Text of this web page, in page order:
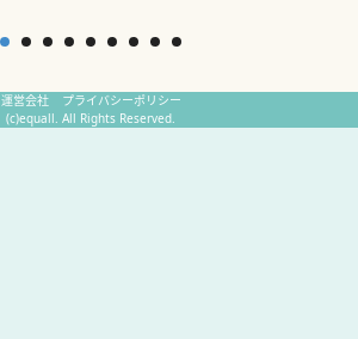
運営会社
プライバシーポリシー
(c)equall. All Rights Reserved.